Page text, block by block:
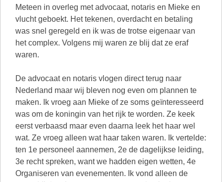
Meteen in overleg met advocaat, notaris en Mieke en
vlucht geboekt. Het tekenen, overdacht en betaling
was snel geregeld en ik was de trotse eigenaar van
het complex. Volgens mij waren ze blij dat ze eraf
waren.
De advocaat en notaris vlogen direct terug naar
Nederland maar wij bleven nog even om plannen te
maken. Ik vroeg aan Mieke of ze soms geïnteresseerd
was om de koningin van het rijk te worden. Ze keek
eerst verbaasd maar even daarna leek het haar wel
wat. Ze vroeg alleen wat haar taken waren. Ik vertelde:
ten 1e personeel aannemen, 2e de dagelijkse leiding,
3e recht spreken, want we hadden eigen wetten, 4e
Organiseren van evenementen. Ik vond alleen de